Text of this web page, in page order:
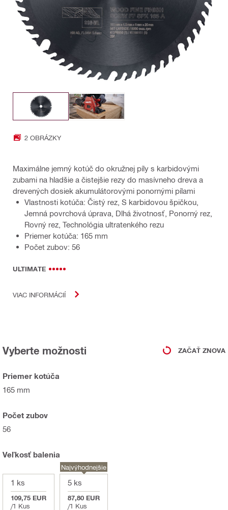
2 OBRÁZKY
Maximálne jemný kotúč do okružnej píly s karbidovými
zubami na hladšie a čistejšie rezy do masívneho dreva a
drevených dosiek akumulátorovými ponornými pílami
Vlastnosti kotúča: Čistý rez, S karbidovou špičkou,
Jemná povrchová úprava, Dlhá životnosť, Ponorný rez,
Rovný rez, Technológia ultratenkého rezu
Priemer kotúča: 165 mm
Počet zubov: 56
ULTIMATE
VIAC INFORMÁCIÍ
Vyberte možnosti ZAČAŤ ZNOVA
Priemer kotúča
165 mm
Počet zubov
56
Veľkosť balenia
1 ks
109,75 EUR
/1 Kus
5 ks
87,80 EUR
/1 Kus
Najvýhodnejšie